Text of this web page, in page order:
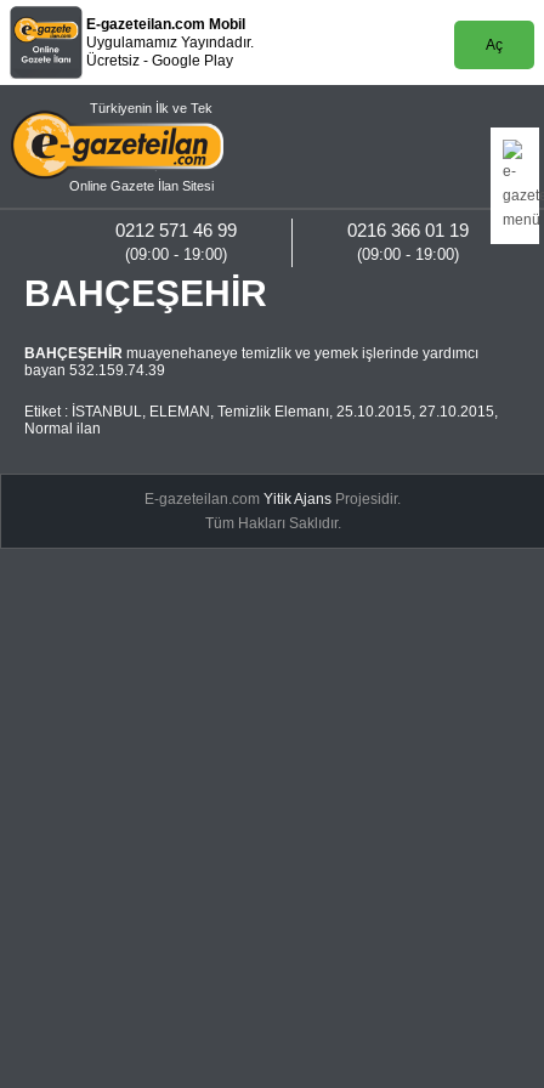
E-gazeteilan.com Mobil
Uygulamamız Yayındadır.
Ücretsiz - Google Play
Aç
Türkiyenin İlk ve Tek
Online Gazete İlan Sitesi
0216 366 01 19
(09:00 - 19:00)
0212 571 46 99
(09:00 - 19:00)
BAHÇEŞEHİR
BAHÇEŞEHİR muayenehaneye temizlik ve yemek işlerinde yardımcı
bayan 532.159.74.39
Etiket : İSTANBUL, ELEMAN , Temizlik Elemanı, 25.10.2015, 27.10.2015,
Normal ilan
E-gazeteilan.comYitik Ajans Projesidir.
Tüm Hakları Saklıdır.